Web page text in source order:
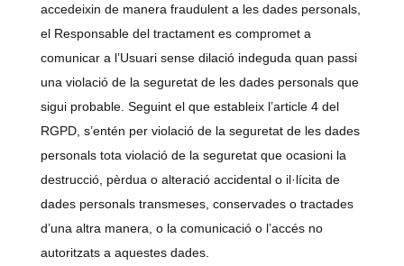
accedeixin de manera fraudulent a les dades personals,
el Responsable del tractament es compromet a
comunicar a l’Usuari sense dilació indeguda quan passi
una violació de la seguretat de les dades personals que
sigui probable. Seguint el que estableix l’article 4 del
RGPD, s’entén per violació de la seguretat de les dades
personals tota violació de la seguretat que ocasioni la
destrucció, pèrdua o alteració accidental o il·lícita de
dades personals transmeses, conservades o tractades
d’una altra manera, o la comunicació o l’accés no
autoritzats a aquestes dades.